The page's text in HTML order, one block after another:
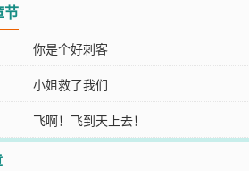
节
你是个好刺客
小姐救了我们
飞啊！飞到天上去！